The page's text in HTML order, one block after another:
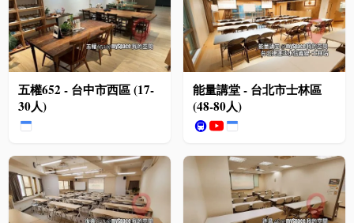
五權652 - 台中市西區 (17-
30人)
能量講堂 - 台北市士林區
(48-80人)
🚇